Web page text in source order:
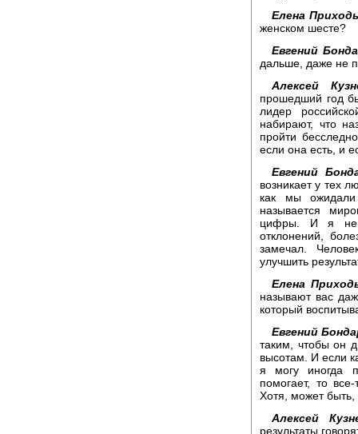
Елена
женском шесте?
Евгений
дальше, даже не
Алексей
прошедший год
лидер
набирают, что
пройти
если она есть, и
Евгений
возникает у тех
как мы ожидали
называется
цифры. И я не
отклонений,
замечал.
улучшить
Елена
называют вас
который
Евгений
таким, чтобы он
высотам. И если
я могу иногда
помогает, то
Хотя, может
Алексей
результаты